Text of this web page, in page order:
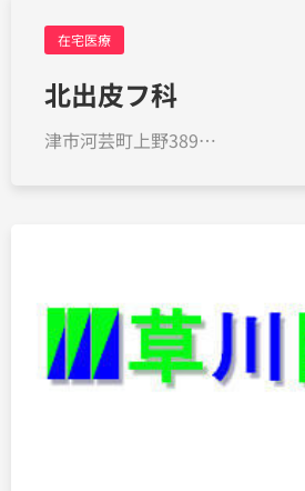
在宅医療
北出皮フ科
津市河芸町上野389…